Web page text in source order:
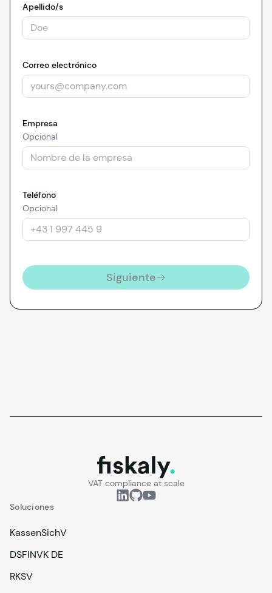
Apellido/s
Correo electrónico
Empresa
Opcional
Teléfono
Opcional
Siguiente
fiskaly.
VAT compliance at scale
Soluciones
KassenSichV
DSFINVK DE
RKSV